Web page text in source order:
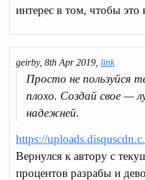
интерес в том, чтобы
geirby, 8th Apr 2019, link
Просто не пользуйся
плохо. Создай свое —
надежней.
https://
Вернулся к автору с
процентов разрабы и